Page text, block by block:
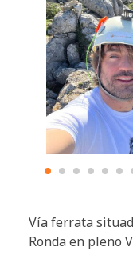
Vía ferrata
Ronda en pleno